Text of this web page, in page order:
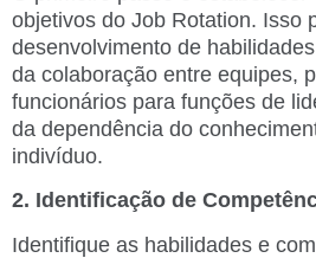
objetivos do Job Rotation. Isso
desenvolvimento de
da colaboração entre equipes,
funcionários para funções de
da dependência do
indivíduo.
2. Identificação de
Identifique as habilidades e